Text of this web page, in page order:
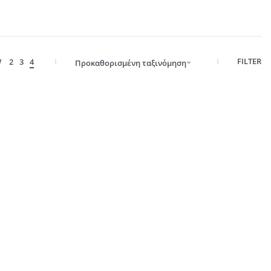
2 3 4 Προκαθορισμένη ταξινόμηση FILTER